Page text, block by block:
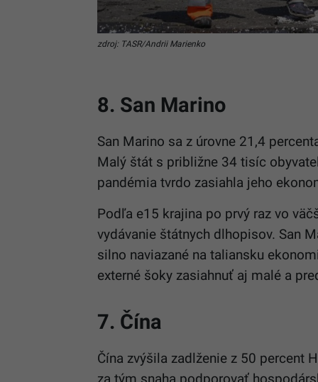
zdroj: TASR/Andrii Marienko
8. San Marino
San Marino sa z úrovne 21,4
Malý štát s približne 34 tisíc
pandémia tvrdo zasiahla jeho
Podľa e15 krajina po prvý raz vo
vydávanie štátnych dlhopisov. San
silno naviazané na taliansku
externé šoky zasiahnuť aj malé a
7. Čína
Čína zvýšila zadlženie z 50 percent
za tým snaha podporovať